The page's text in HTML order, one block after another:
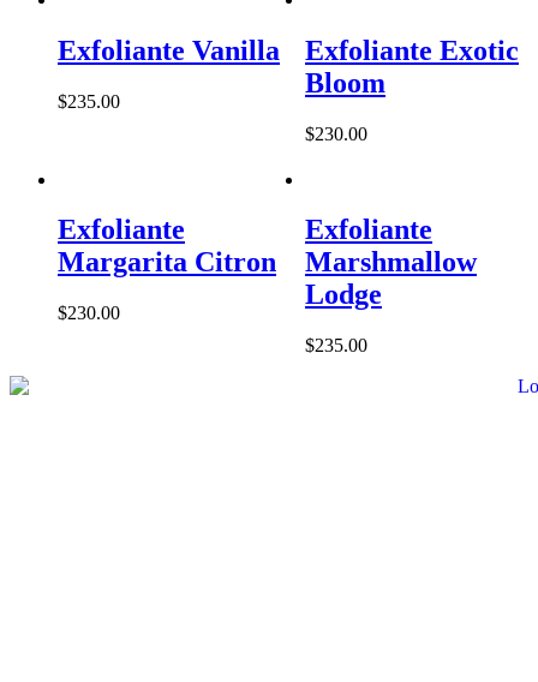
Exfoliante Vanilla
$235.00
Exfoliante Exotic
Bloom
$230.00
Exfoliante
Margarita Citron
$230.00
Exfoliante
Marshmallow
Lodge
$235.00